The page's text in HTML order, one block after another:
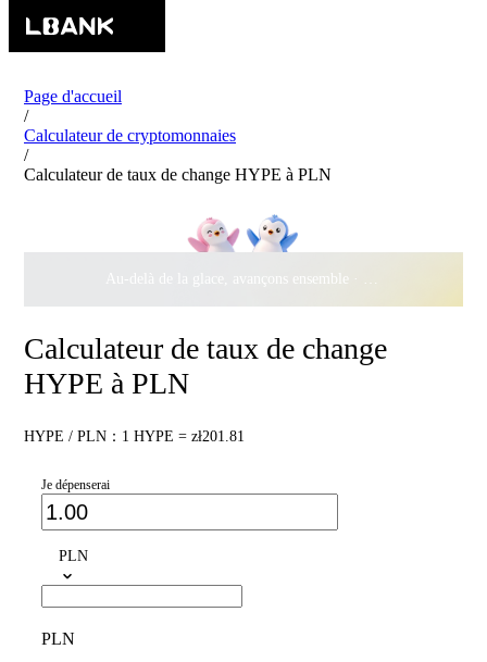
Page d'accueil
/
Calculateur de cryptomonnaies
/
Calculateur de taux de change HYPE à PLN
Au-delà de la glace, avançons ensemble ·
500 000 $
Calculateur de taux de change
HYPE à PLN
HYPE / PLN：1 HYPE = zł201.81
Je dépenserai
PLN
PLN